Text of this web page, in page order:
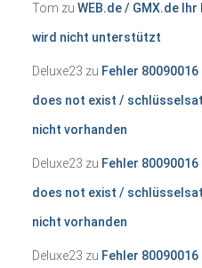
Tom zu WEB.de / GMX.de
wird nicht unterstützt
Deluxe23 zu Fehler 80090016
does not exist /
nicht vorhanden
Deluxe23 zu Fehler 80090016
does not exist /
nicht vorhanden
Deluxe23 zu Fehler 80090016